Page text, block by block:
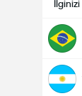
Devletleri